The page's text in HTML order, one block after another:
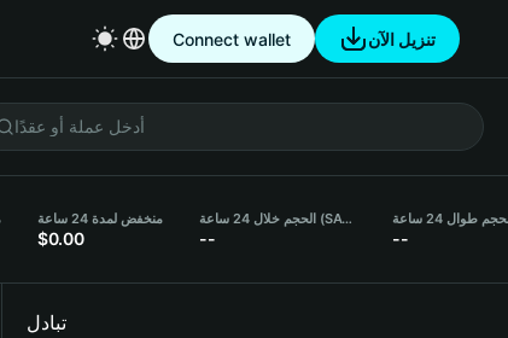
Connect wallet تنزيل الآن
منخفض لمدة 24 ساعة
$0.00
الحجم خلال 24 ساعة (SATOSHI)
--
طوال 24 ساعة
--
تبادل